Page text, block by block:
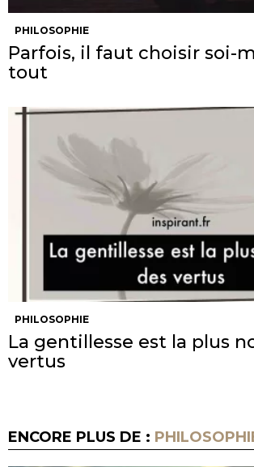
PHILOSOPHIE
Parfois, il faut choisir soi-
tout
PHILOSOPHIE
La gentillesse est la plus
vertus
ENCORE PLUS DE :